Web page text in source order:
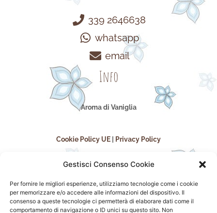
Gestisci Consenso Cookie
Per fornire le migliori esperienze, utilizziamo tecnologie come i cookie
per memorizzare e/o accedere alle informazioni del dispositivo. Il
consenso a queste tecnologie ci permetterà di elaborare dati come il
comportamento di navigazione o ID unici su questo sito. Non
339 2646638
whatsapp
email
Info
Aroma di Vaniglia
Cookie Policy UE Privacy Policy